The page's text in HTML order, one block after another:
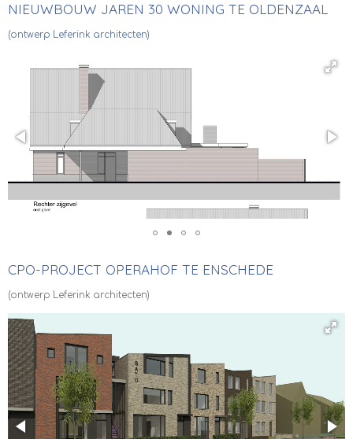
NIEUWBOUW JAREN 30 WONING TE OLDENZAAL
(ontwerp Leferink architecten)
CPO-PROJECT OPERAHOF TE ENSCHEDE
(ontwerp Leferink architecten)